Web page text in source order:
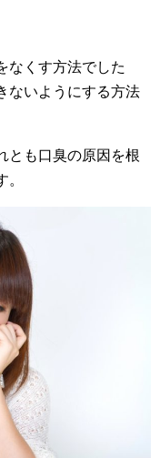
なくす方法でした
ないようにする方法
とも口臭の原因を根